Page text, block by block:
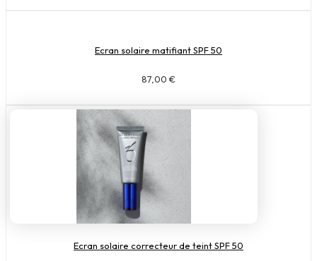
Ecran solaire matifiant SPF 50
87,00 €
Ecran solaire correcteur de teint SPF 50